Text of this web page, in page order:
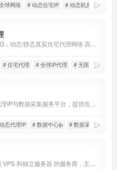
球网络 # 动态住宅IP # 动态机房IP
# 住宅代理 # 全球IP代理 # 无限并发
态代理IP # 数据中心ip # 数据采集